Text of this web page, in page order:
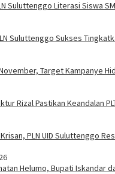
Suluttenggo Literasi Siswa
Suluttenggo Sukses
Target Kampanye
Rizal Pastikan Keandalan
PLN UID Suluttenggo
Helumo, Bupati Iskandar